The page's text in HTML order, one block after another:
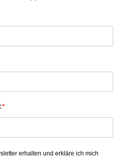
erhalten und erkläre ich mich